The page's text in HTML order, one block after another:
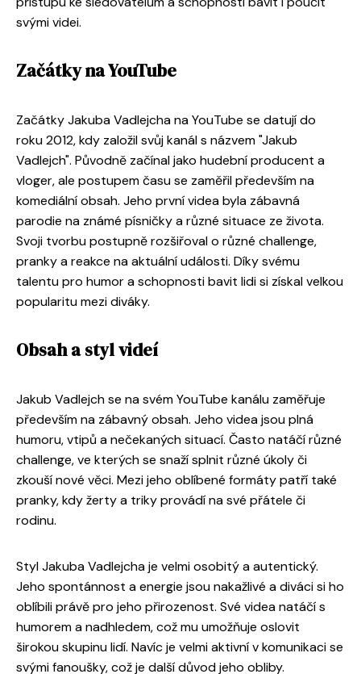
svými videi.
Začátky na YouTube
Začátky Jakuba Vadlejcha na YouTube se datují do
roku 2012, kdy založil svůj kanál s názvem "Jakub
Vadlejch". Původně začínal jako hudební producent a
vloger, ale postupem času se zaměřil především na
komediální obsah. Jeho první videa byla zábavná
parodie na známé písničky a různé situace ze života.
Svoji tvorbu postupně rozšiřoval o různé challenge,
pranky a reakce na aktuální události. Díky svému
talentu pro humor a schopnosti bavit lidi si získal velkou
popularitu mezi diváky.
Obsah a styl videí
Jakub Vadlejch se na svém YouTube kanálu zaměřuje
především na zábavný obsah. Jeho videa jsou plná
humoru, vtipů a nečekaných situací. Často natáčí různé
challenge, ve kterých se snaží splnit různé úkoly či
zkouší nové věci. Mezi jeho oblíbené formáty patří také
pranky, kdy žerty a triky provádí na své přátele či
rodinu.
Styl Jakuba Vadlejcha je velmi osobitý a autentický.
Jeho spontánnost a energie jsou nakažlivé a diváci si ho
oblíbili právě pro jeho přirozenost. Své videa natáčí s
humorem a nadhledem, což mu umožňuje oslovit
širokou skupinu lidí. Navíc je velmi aktivní v komunikaci se
svými fanoušky, což je další důvod jeho obliby.